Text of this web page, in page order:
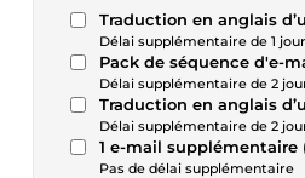
Traduction en anglais
Délai supplémentaire de 1 jour
Pack de séquence d'e-
Délai supplémentaire de 2
Traduction en anglais
Délai supplémentaire de 2
1 e-mail
Pas de délai supplémentaire